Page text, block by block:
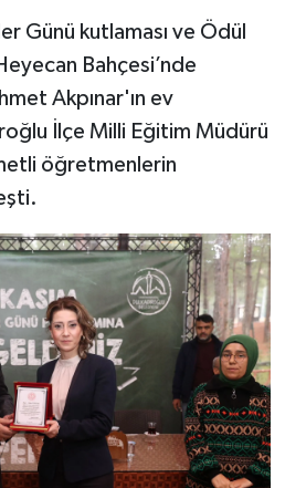
Günü kutlaması ve Ödül
Bahçesi’nde
Akpınar'ın ev
İlçe Milli Eğitim Müdürü
öğretmenlerin